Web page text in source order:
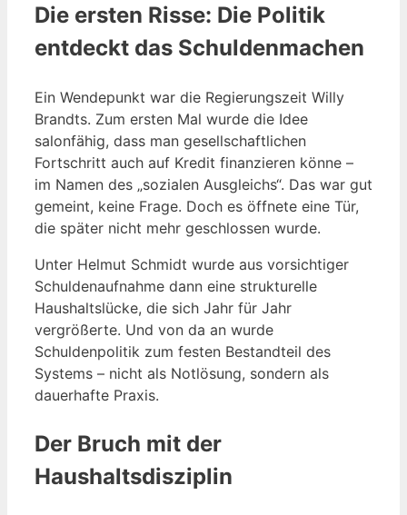
Die ersten Risse: Die Politik
entdeckt das Schuldenmachen
Ein Wendepunkt war die Regierungszeit Willy
Brandts. Zum ersten Mal wurde die Idee
salonfähig, dass man gesellschaftlichen
Fortschritt auch auf Kredit finanzieren könne –
im Namen des „sozialen Ausgleichs“. Das war gut
gemeint, keine Frage. Doch es öffnete eine Tür,
die später nicht mehr geschlossen wurde.
Unter Helmut Schmidt wurde aus vorsichtiger
Schuldenaufnahme dann eine strukturelle
Haushaltslücke, die sich Jahr für Jahr
vergrößerte. Und von da an wurde
Schuldenpolitik zum festen Bestandteil des
Systems – nicht als Notlösung, sondern als
dauerhafte Praxis.
Der Bruch mit der
Haushaltsdisziplin